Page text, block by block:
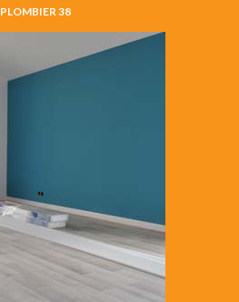
PLOMBIER 38